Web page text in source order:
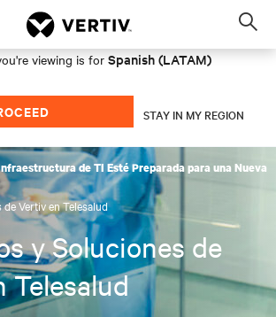
viewing is for Spanish (LATAM)
STAY IN MY REGION
de TI Esté Preparada para una Nueva
Vertiv en Telesalud
y Soluciones de
Telesalud